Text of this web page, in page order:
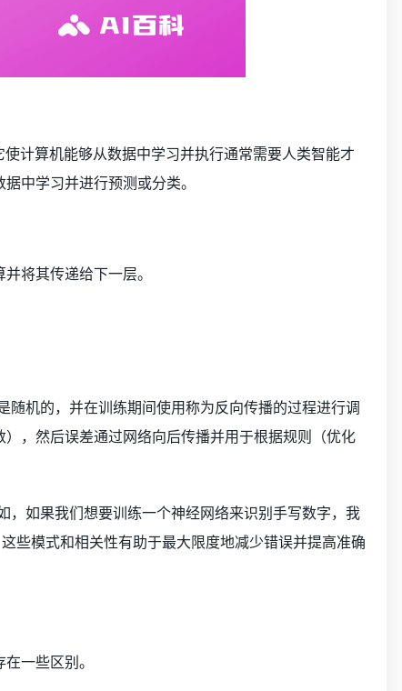
计算机能够从数据中学习并执行通常需要人类智能才
中学习并进行预测或分类。
将其传递给下一层。
机的，并在训练期间使用称为反向传播的过程进行调
，然后误差通过网络向后传播并用于根据规则（优化
如果我们想要训练一个神经网络来识别手写数字，我
些模式和相关性有助于最大限度地减少错误并提高准确
一些区别。